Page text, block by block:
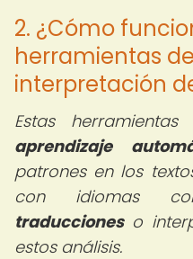
2. ¿Cómo
herramientas
interpretación
Estas
aprendizaje
patrones en los
con idiomas
traduccioneso
estos análisis.